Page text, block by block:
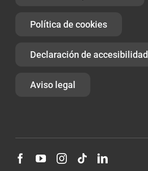
Política de cookies
Declaración de accesibilidad
Aviso legal